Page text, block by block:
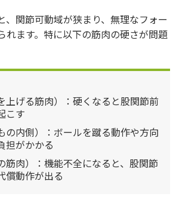
、関節可動域が狭まり、無理なフォー
れます。特に以下の筋肉の硬さが問題
上げる筋肉）：硬くなると股関節前
こす
の内側）：ボールを蹴る動作や方向
担がかかる
筋肉）：機能不全になると、股関節
償動作が出る